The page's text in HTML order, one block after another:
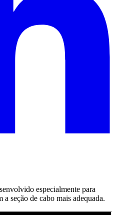
especialmente para
seção de cabo mais adequada.